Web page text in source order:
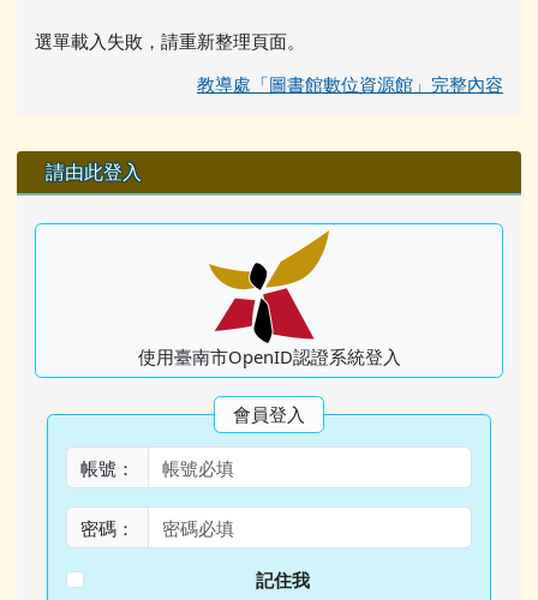
選單載入失敗，請重新整理頁面。
教導處「圖書館數位資源館」完整內容
右邊區域內容
請由此登入
使用臺南市OpenID認證系統登入
會員登入
帳號：
密碼：
記住我